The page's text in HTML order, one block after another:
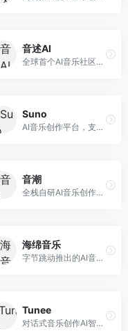
音述AI
全球首个AI音乐社区平台，整合创作与分享功能。面向音乐创作者和爱好者，提供音乐创作、作品分享、社区交流等服务，社区氛围活跃。
Suno
AI音乐创作平台，支持通过文字描述生成完整歌曲，包含歌词、旋律和人声。面向音乐爱好者、内容创作者和独立音乐人，操作门槛低，创作速度快，支持多种音乐风格，为音乐创作带来全新可能。
音潮
全栈自研AI音乐创作平台，支持从创作到发布的完整流程。面向独立音乐人和音乐工作室，提供作词作曲、编曲混音、音乐发布等服务，创作工具专业。
海绵音乐
字节跳动推出的AI音乐创作平台，支持多风格音乐生成。面向内容创作者和音乐爱好者，提供歌词创作、旋律生成、编曲制作等服务，创作效率高，适合短视频配乐。
Tunee
对话式音乐创作AI智能体，支持自然语言交互创作。面向音乐爱好者，通过对话方式完成音乐创作，交互体验友好，创作过程直观。